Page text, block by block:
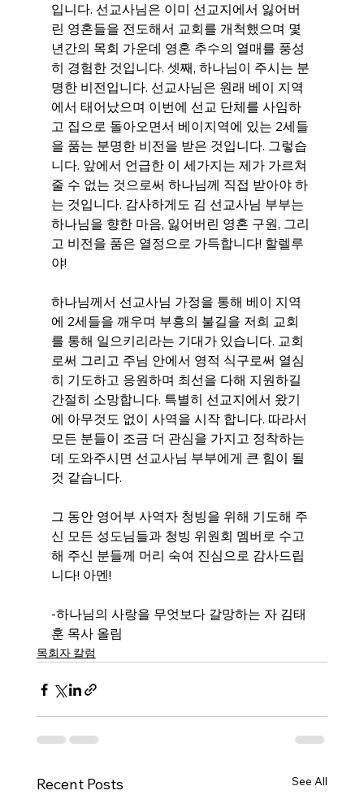
입니다. 선교사님은 이미 선교지에서 잃어버
린 영혼들을 전도해서 교회를 개척했으며 몇
년간의 목회 가운데 영혼 추수의 열매를 풍성
히 경험한 것입니다. 셋째, 하나님이 주시는 분
명한 비전입니다. 선교사님은 원래 베이 지역
에서 태어났으며 이번에 선교 단체를 사임하
고 집으로 돌아오면서 베이지역에 있는 2세들
을 품는 분명한 비전을 받은 것입니다. 그렇습
니다. 앞에서 언급한 이 세가지는 제가 가르쳐
줄 수 없는 것으로써 하나님께 직접 받아야 하
는 것입니다. 감사하게도 김 선교사님 부부는
하나님을 향한 마음, 잃어버린 영혼 구원, 그리
고 비전을 품은 열정으로 가득합니다! 할렐루
야!
하나님께서 선교사님 가정을 통해 베이 지역
에 2세들을 깨우며 부흥의 불길을 저희 교회
를 통해 일으키리라는 기대가 있습니다. 교회
로써 그리고 주님 안에서 영적 식구로써 열심
히 기도하고 응원하며 최선을 다해 지원하길
간절히 소망합니다. 특별히 선교지에서 왔기
에 아무것도 없이 사역을 시작 합니다. 따라서
모든 분들이 조금 더 관심을 가지고 정착하는
데 도와주시면 선교사님 부부에게 큰 힘이 될
것 같습니다.
그 동안 영어부 사역자 청빙을 위해 기도해 주
신 모든 성도님들과 청빙 위원회 멤버로 수고
해 주신 분들께 머리 숙여 진심으로 감사드립
니다! 아멘!
-하나님의 사랑을 무엇보다 갈망하는 자 김태
훈 목사 올림
목회자 칼럼
Recent Posts See All